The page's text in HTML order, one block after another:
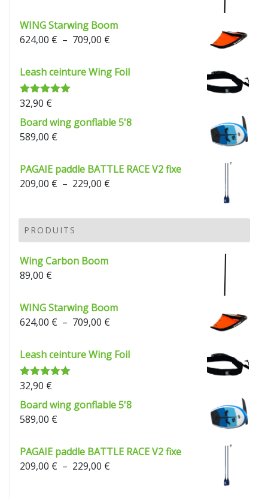
WING Starwing Boom
624,00 € – 709,00 €
prix :
624,00 €
Leash ceinture Wing Foil
Note 5.00
32,90 €
Board wing gonflable 5'8
589,00 €
PAGAIE paddle BATTLE RACE V2 fixe
209,00 € – 229,00 €
à
PRODUITS
Wing Carbon Boom
89,00 €
WING Starwing Boom
624,00 € – 709,00 €
prix :
624,00 €
Leash ceinture Wing Foil
Note 5.00
32,90 €
Board wing gonflable 5'8
589,00 €
PAGAIE paddle BATTLE RACE V2 fixe
209,00 € – 229,00 €